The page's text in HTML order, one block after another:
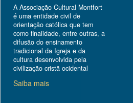
A Associação Cultural Montfort
é uma entidade civil de
orientação católica que tem
como finalidade, entre outras, a
difusão do ensinamento
tradicional da Igreja e da
cultura desenvolvida pela
civilização cristã ocidental
Saiba mais